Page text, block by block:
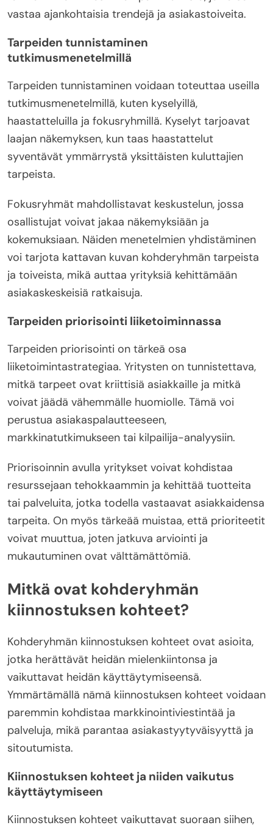
vastaa ajankohtaisia trendejä ja asiakastoiveita.
Tarpeiden tunnistaminen
tutkimusmenetelmillä
Tarpeiden tunnistaminen voidaan toteuttaa useilla
tutkimusmenetelmillä, kuten kyselyillä,
haastatteluilla ja fokusryhmillä. Kyselyt tarjoavat
laajan näkemyksen, kun taas haastattelut
syventävät ymmärrystä yksittäisten kuluttajien
tarpeista.
Fokusryhmät mahdollistavat keskustelun, jossa
osallistujat voivat jakaa näkemyksiään ja
kokemuksiaan. Näiden menetelmien yhdistäminen
voi tarjota kattavan kuvan kohderyhmän tarpeista
ja toiveista, mikä auttaa yrityksiä kehittämään
asiakaskeskeisiä ratkaisuja.
Tarpeiden priorisointi liiketoiminnassa
Tarpeiden priorisointi on tärkeä osa
liiketoimintastrategiaa. Yritysten on tunnistettava,
mitkä tarpeet ovat kriittisiä asiakkaille ja mitkä
voivat jäädä vähemmälle huomiolle. Tämä voi
perustua asiakaspalautteeseen,
markkinatutkimukseen tai kilpailija-analyysiin.
Priorisoinnin avulla yritykset voivat kohdistaa
resurssejaan tehokkaammin ja kehittää tuotteita
tai palveluita, jotka todella vastaavat asiakkaidensa
tarpeita. On myös tärkeää muistaa, että prioriteetit
voivat muuttua, joten jatkuva arviointi ja
mukautuminen ovat välttämättömiä.
Mitkä ovat kohderyhmän
kiinnostuksen kohteet?
Kohderyhmän kiinnostuksen kohteet ovat asioita,
jotka herättävät heidän mielenkiintonsa ja
vaikuttavat heidän käyttäytymiseensä.
Ymmärtämällä nämä kiinnostuksen kohteet voidaan
paremmin kohdistaa markkinointiviestintää ja
palveluja, mikä parantaa asiakastyytyväisyyttä ja
sitoutumista.
Kiinnostuksen kohteet ja niiden vaikutus
käyttäytymiseen
Kiinnostuksen kohteet vaikuttavat suoraan siihen,